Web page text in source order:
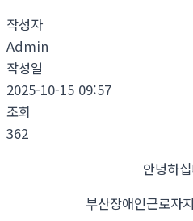
작성자
Admin
작성일
2025-10-15 09:57
조회
362
안녕하
부산장애인근로자